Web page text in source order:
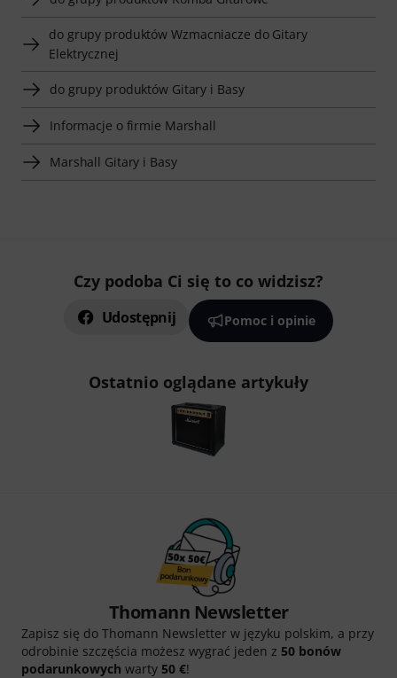
do grupy produktów Wzmacniacze do Gitary
Elektrycznej
do grupy produktów Gitary i Basy
Informacje o firmie Marshall
Marshall Gitary i Basy
Czy podoba Ci się to co widzisz?
Udostępnij Pomoc i opinie
Ostatnio oglądane artykuły
Thomann Newsletter
Zapisz się do Thomann Newsletter w języku polskim, a przy
odrobinie szczęścia możesz wygrać jeden z 50 bonów
podarunkowych warty 50 €!